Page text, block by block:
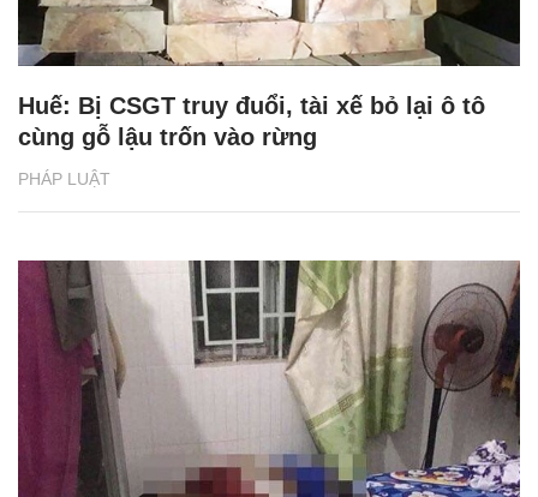
PHÁP LUẬT
Huế: Bị CSGT truy đuổi, tài xế bỏ lại ô tô
cùng gỗ lậu trốn vào rừng